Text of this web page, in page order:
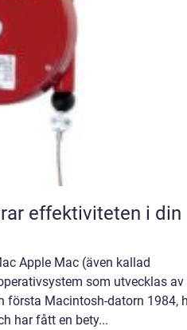
effektiviteten i din
Apple Mac (även kallad
som utvecklas av
första Macintosh-datorn 1984,
har fått en bety...